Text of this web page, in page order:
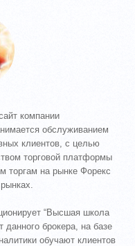
компании
обслуживанием
клиентов, с целью
торговой платформы
торгам на рынке Форекс
“Высшая школа
данного брокера, на базе
обучают клиентов